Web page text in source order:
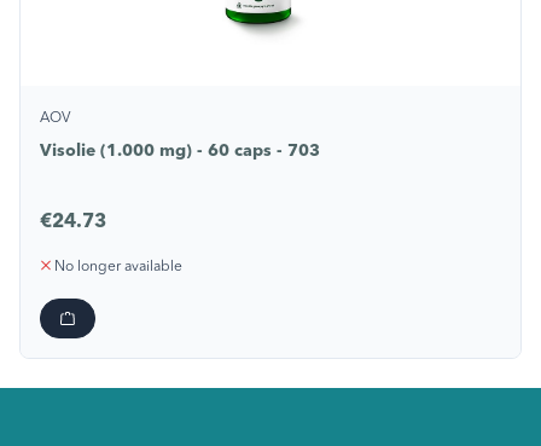
AOV
Visolie (1.000 mg) - 60 caps - 703
€24.73
No longer available